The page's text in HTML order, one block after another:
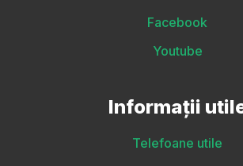
Facebook
Youtube
Informații
Telefoane utile